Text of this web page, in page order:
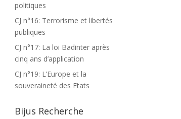
politiques
CJ n°16: Terrorisme et libertés
publiques
CJ n°17: La loi Badinter après
cinq ans d’application
CJ n°19: L’Europe et la
souveraineté des Etats
Bijus Recherche